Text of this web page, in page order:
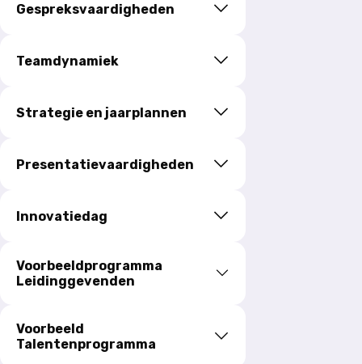
Gespreksvaardigheden
Teamdynamiek
Strategie en jaarplannen
Presentatievaardigheden
Innovatiedag
Voorbeeldprogramma
Leidinggevenden
Voorbeeld
Talentenprogramma